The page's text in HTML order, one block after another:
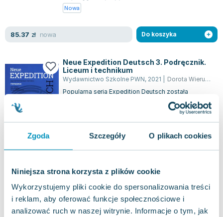
Zgoda Szczegóły O plikach cookies
Niniejsza strona korzysta z plików cookie
Wykorzystujemy pliki cookie do spersonalizowania treści
i reklam, aby oferować funkcje społecznościowe i
analizować ruch w naszej witrynie. Informacje o tym, jak
Nowa
85.37 zł nowa Do koszyka
Neue Expedition Deutsch 3. Podręcznik.
Liceum i technikum
Wydawnictwo Szkolne PWN, 2021
Dorota Wieruszewska
Popularna seria Expedition Deutsch została
odświeżona, aby jeszcze lepiej służyć zarówno
początkującym, jak i zaawansowanym ucznio...
Neue Expedition Deutsch Starter. Zeszyt
ćwiczeń. Szkoły ponadgimnazjalne
Wydawnictwo Szkolne PWN,2015| Jacek Betleja,